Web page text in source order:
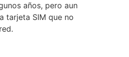
años, pero aun
tarjeta SIM que no